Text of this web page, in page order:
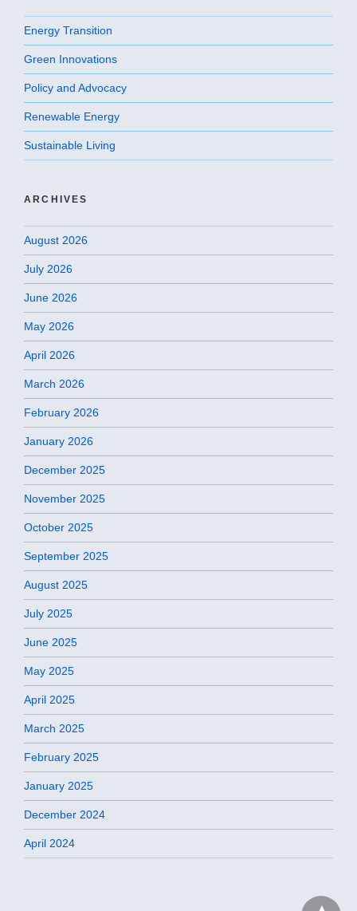
Energy Transition
Green Innovations
Policy and Advocacy
Renewable Energy
Sustainable Living
ARCHIVES
August 2026
July 2026
June 2026
May 2026
April 2026
March 2026
February 2026
January 2026
December 2025
November 2025
October 2025
September 2025
August 2025
July 2025
June 2025
May 2025
April 2025
March 2025
February 2025
January 2025
December 2024
April 2024